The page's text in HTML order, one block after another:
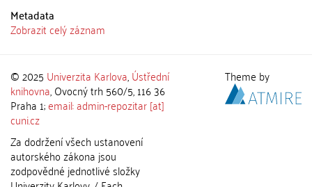
Metadata
Zobrazit celý záznam
© 2025 Univerzita Karlova,Ústřední
knihovna, Ovocný trh 560/5, 116 36
Praha 1;email: admin-repozitar [at]
cuni.cz
Za dodržení všech ustanovení
autorského zákona jsou
zodpovědné jednotlivé složky
Theme by